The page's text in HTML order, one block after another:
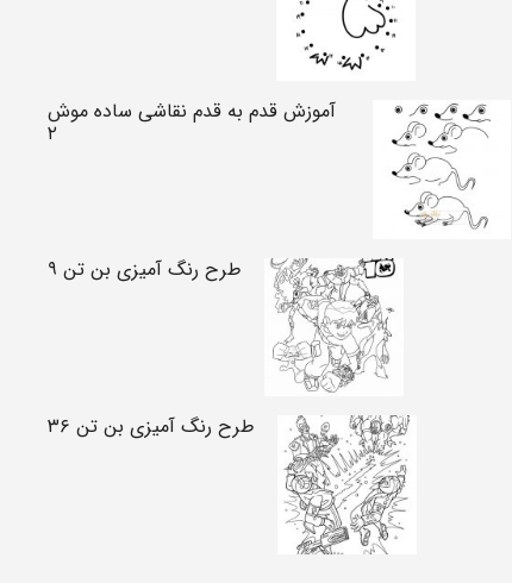
آموزش قدم به قدم نقاشی ساده موش
۲
طرح رنگ آمیزی بن تن ۹
طرح رنگ آمیزی بن تن ۳۶